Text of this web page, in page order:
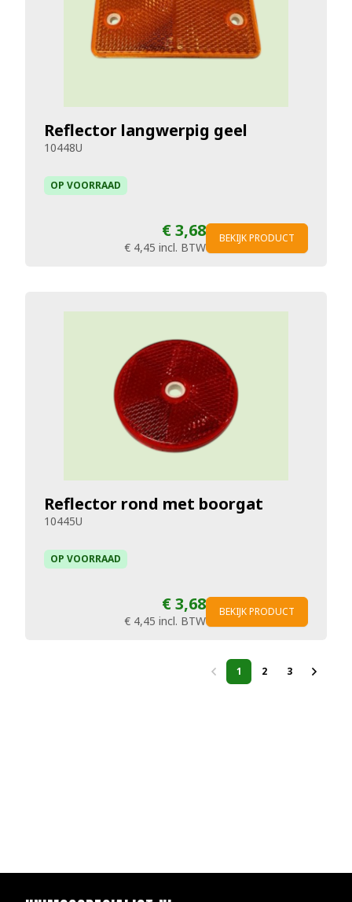
Reflector langwerpig geel
10448U
OP VOORRAAD
€ 3,68
€ 4,45 incl. BTW
BEKIJK PRODUCT
Reflector rond met boorgat
10445U
OP VOORRAAD
€ 3,68
€ 4,45 incl. BTW
BEKIJK PRODUCT
1 2 3